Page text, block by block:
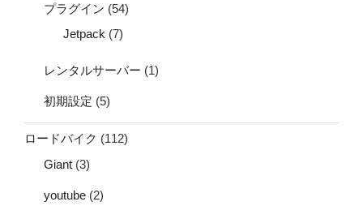
プラグイン (54)
Jetpack (7)
レンタルサーバー (1)
初期設定 (5)
ロードバイク (112)
Giant (3)
youtube (2)